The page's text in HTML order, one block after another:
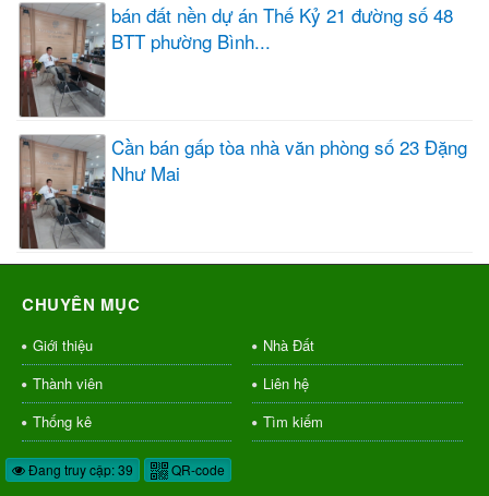
bán đất nền dự án Thế Kỷ 21 đường số 48
BTT phường Bình...
Cần bán gấp tòa nhà văn phòng số 23 Đặng
Như Mai
CHUYÊN MỤC
Giới thiệu
Nhà Đất
Thành viên
Liên hệ
Thống kê
Tìm kiếm
Đang truy cập: 39 QR-code